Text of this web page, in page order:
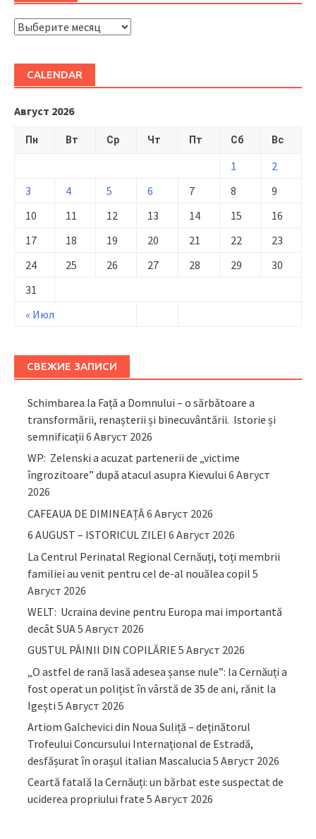
ARHIVĂ
CALENDAR
Август 2026
Пн Вт Ср Чт Пт Сб Вс
« Июл
1
2
3
4 5 6 7 8
9
10
11 12 13 14 15
16
17
18 19 20 21 22
23
24
25 26 27 28 29
30
31
СВЕЖИЕ ЗАПИСИ
Schimbarea la Față a Domnului – o sărbătoare a
transformării, renașterii și binecuvântării. Istorie și
semnificații 6 Август 2026
WP: Zelenski a acuzat partenerii de „victime
îngrozitoare” după atacul asupra Kievului 6 Август
2026
CAFEAUA DE DIMINEAȚĂ6 Август 2026
6 AUGUST – ISTORICUL ZILEI 6 Август 2026
La Centrul Perinatal Regional Cernăuți, toți membrii
familiei au venit pentru cel de-al nouălea copil 5
Август 2026
WELT: Ucraina devine pentru Europa mai importantă
decât SUA5 Август 2026
GUSTUL PÂINII DIN COPILĂRIE 5 Август 2026
„O astfel de rană lasă adesea șanse nule”: la Cernăuți a
fost operat un polițist în vârstă de 35 de ani, rănit la
Igești 5 Август 2026
Artiom Galchevici din Noua Suliță – deținătorul
Trofeului Concursului Internațional de Estradă,
desfășurat în orașul italian Mascalucia 5 Август 2026
Ceartă fatală la Cernăuți: un bărbat este suspectat de
uciderea propriului frate 5 Август 2026